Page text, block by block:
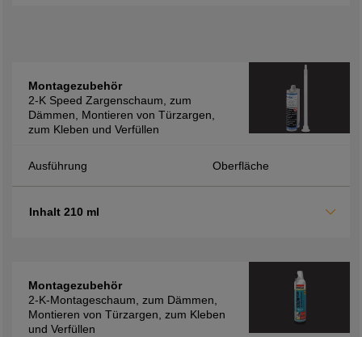
Montagezubehör
2-K Speed Zargenschaum, zum
Dämmen, Montieren von Türzargen,
zum Kleben und Verfüllen
Ausführung Oberfläche
Inhalt 210 ml
Montagezubehör
2-K-Montageschaum, zum Dämmen,
Montieren von Türzargen, zum Kleben
und Verfüllen